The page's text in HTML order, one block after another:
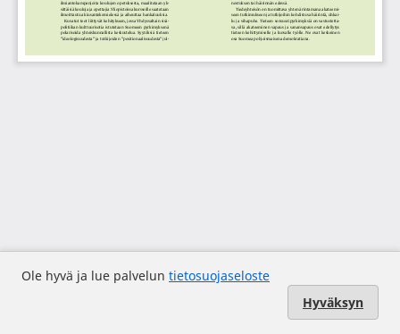
Ole hyvä ja lue palvelun tietosuojaseloste
Hyväksyn